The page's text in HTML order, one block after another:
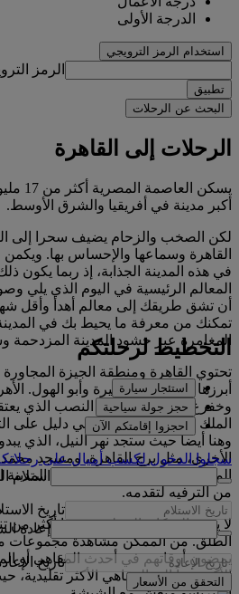
الدرجة الأولى
استخدام الرمز الترويجي
الرمز
تطبيق
البحث عن الرحلات
الرحلات إلى القاهرة
يسكن
أكبر مدينة في أفريقيا والشرق الأوسط.
لكن الصخب والزحام يضيف سحرا إلى
القاهرة وسماعها والإحساس بها.
في هذه المدينة الجذابة، إذ ربما يكون
المعالم الرئيسية في اليوم الذي يلي
أن تشق طريقك إلى معالم أهدأ وأقل
تمكنك من معرفة ما يحيط بك في
المغامرة عبر حشود المدينة المزدحمة
تحتوي القاهرة ومنطقة الجيزة
أبرزها الأهرامات الكبيرة وأبو الهول.
وخفرع ومنقرع، وكذلك النصب الذي
الملك خفرع (أبو الهول)، هي دليل على
وهنا أيضا حيث ستجد نهر النيل، الذي
الأخرى، مثل برج القاهرة، ومسجد محمد
المصرية الشهيرة. عدا عن تاريخ المدينة
من الترفيه لتقدمه.
لا يحب السكان المحليون شيئا أكثر من
الطلق. من الممكن مشاهدة مجموعات
يمضون أوقاتهم في أحدث المقاهي أو
الأكبر سناً إلى المقاهي الأكثر تقليدية،
التخطيط لرحلتكم
استئجار سيارة
حجز جولة سياحية
احجزوا إقامتكم الآن
سجلوا الدخول لكسب أميالٍ على
استلام
تاريخ
إعادة
تاريخ
التحقق من الأسعار